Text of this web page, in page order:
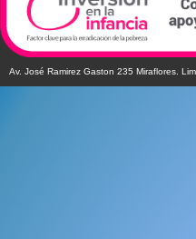
Av. José Ramirez Gaston 235 Miraflores.